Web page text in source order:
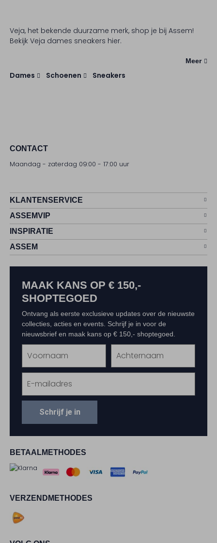
Veja, het bekende duurzame merk, shop je bij Assem!
Bekijk Veja dames sneakers hier.
Meer
Dames Schoenen Sneakers
CONTACT
Maandag - zaterdag 09:00 - 17:00 uur
KLANTENSERVICE
ASSEMVIP
INSPIRATIE
ASSEM
BETAALMETHODES
VERZENDMETHODES
MAAK KANS OP € 150,-
SHOPTEGOED
Ontvang als eerste exclusieve updates over de nieuwste
collecties, acties en events. Schrijf je in voor de
nieuwsbrief en maak kans op € 150,- shoptegoed.
Schrijf je in